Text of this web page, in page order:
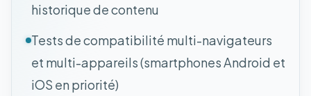
historique de contenu
Tests de compatibilité multi-navigateurs
et multi-appareils (smartphones Android et
iOS en priorité)